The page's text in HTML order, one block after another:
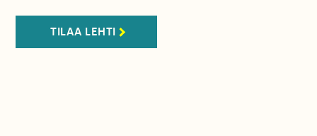
TILAA LEHTI